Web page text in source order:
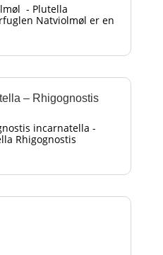
- Plutella
Natviolmøl er en
– Rhigognostis
incarnatella -
Rhigognostis